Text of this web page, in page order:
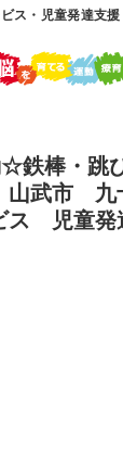
ス・児童発達支
鉄棒・跳
武市 九
ス 児童